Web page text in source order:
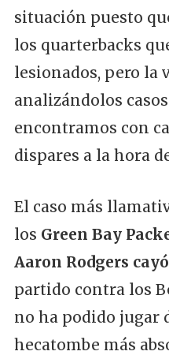
situación puesto
los quarterbacks
lesionados, pero la
analizándolos
encontramos con
dispares a la hora
El caso más
los Green Bay
Aaron Rodgers
partido contra los
no ha podido jugar
hecatombe más